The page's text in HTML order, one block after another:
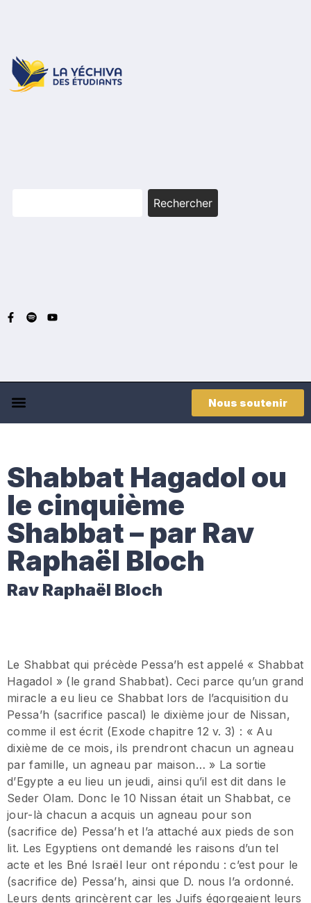
Rechercher
Nous soutenir
Shabbat Hagadol ou
le cinquième
Shabbat – par Rav
Raphaël Bloch
Rav Raphaël Bloch
Le Shabbat qui précède Pessa’h est appelé « Shabbat
Hagadol » (le grand Shabbat). Ceci parce qu’un grand
miracle a eu lieu ce Shabbat lors de l’acquisition du
Pessa’h (sacrifice pascal) le dixième jour de Nissan,
comme il est écrit (Exode chapitre 12 v. 3) : « Au
dixième de ce mois, ils prendront chacun un agneau
par famille, un agneau par maison… » La sortie
d’Egypte a eu lieu un jeudi, ainsi qu’il est dit dans le
Seder Olam. Donc le 10 Nissan était un Shabbat, ce
jour-là chacun a acquis un agneau pour son
(sacrifice de) Pessa’h et l’a attaché aux pieds de son
lit. Les Egyptiens ont demandé les raisons d’un tel
acte et les Bné Israël leur ont répondu : c’est pour le
(sacrifice de) Pessa’h, ainsi que D. nous l’a ordonné.
Leurs dents grincèrent car les Juifs égorgeaient leurs